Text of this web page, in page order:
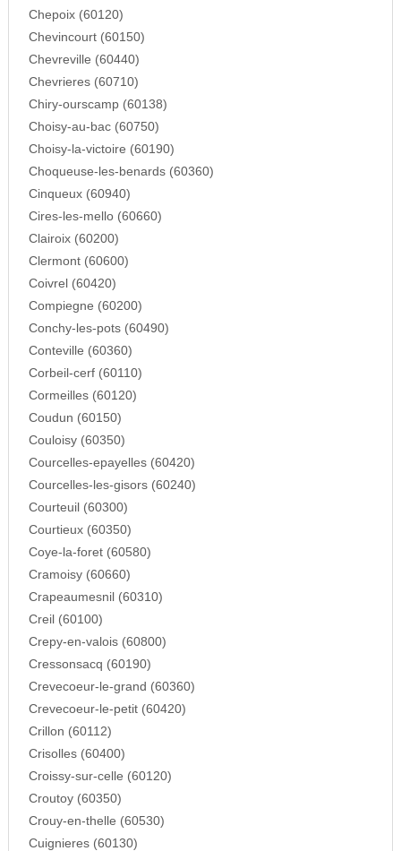
Chepoix (60120)
Chevincourt (60150)
Chevreville (60440)
Chevrieres (60710)
Chiry-ourscamp (60138)
Choisy-au-bac (60750)
Choisy-la-victoire (60190)
Choqueuse-les-benards (60360)
Cinqueux (60940)
Cires-les-mello (60660)
Clairoix (60200)
Clermont (60600)
Coivrel (60420)
Compiegne (60200)
Conchy-les-pots (60490)
Conteville (60360)
Corbeil-cerf (60110)
Cormeilles (60120)
Coudun (60150)
Couloisy (60350)
Courcelles-epayelles (60420)
Courcelles-les-gisors (60240)
Courteuil (60300)
Courtieux (60350)
Coye-la-foret (60580)
Cramoisy (60660)
Crapeaumesnil (60310)
Creil (60100)
Crepy-en-valois (60800)
Cressonsacq (60190)
Crevecoeur-le-grand (60360)
Crevecoeur-le-petit (60420)
Crillon (60112)
Crisolles (60400)
Croissy-sur-celle (60120)
Croutoy (60350)
Crouy-en-thelle (60530)
Cuignieres (60130)